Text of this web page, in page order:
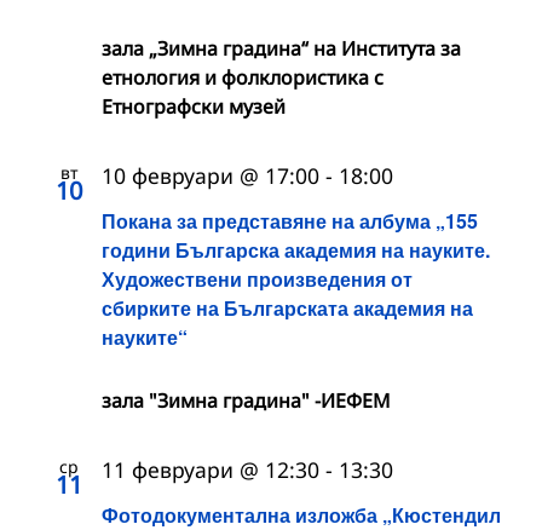
зала „Зимна градина“ на Института за
етнология и фолклористика с
Етнографски музей
вт
10
Покана за представяне на албума „155
години Българска академия на науките.
Художествени произведения от
сбирките на Българската академия на
науките“
10 февруари @ 17:00 - 18:00
зала "Зимна градина" -ИЕФЕМ
ср
11
Фотодокументална изложба „Кюстендил
11 февруари @ 12:30 - 13:30